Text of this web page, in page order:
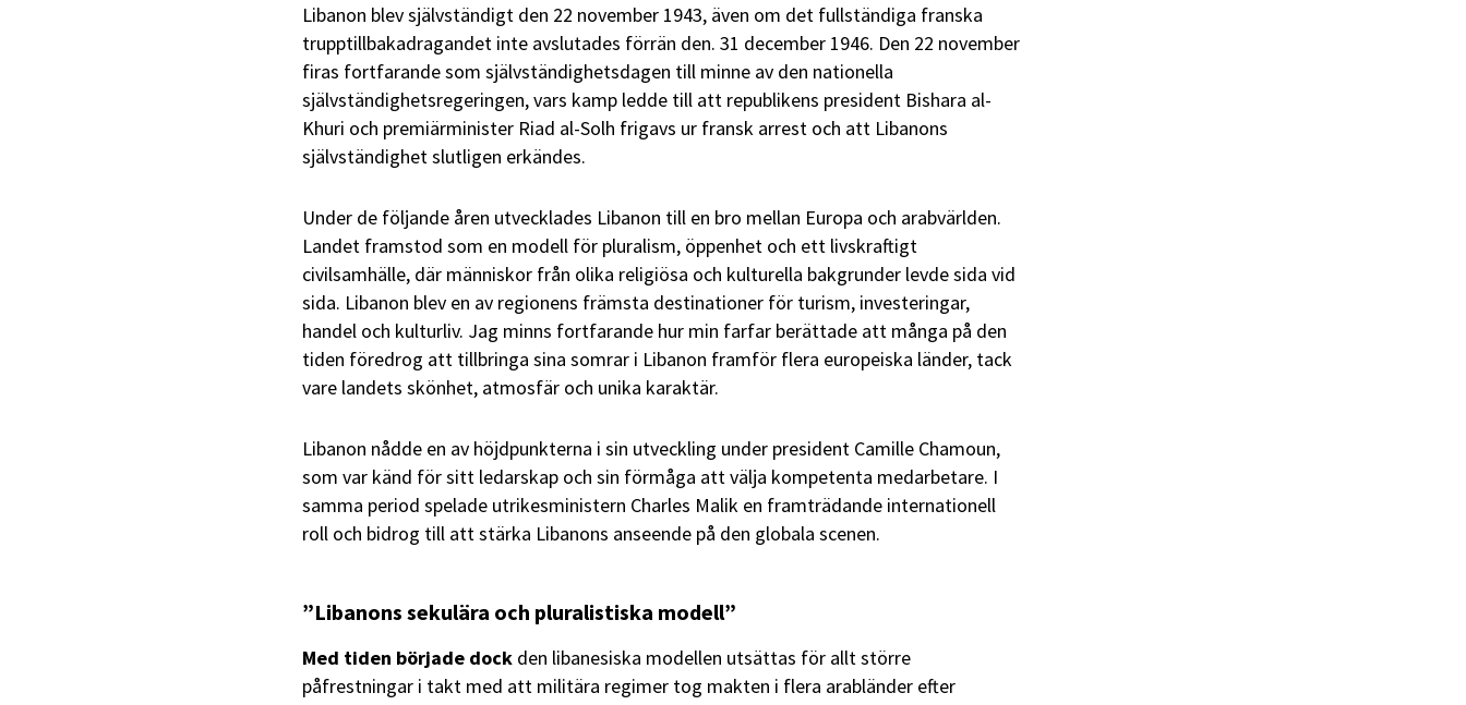
Libanon blev självständigt den 22 november 1943, även om det fullständiga franska
trupptillbakadragandet inte avslutades förrän den. 31 december 1946. Den 22 november
firas fortfarande som självständighetsdagen till minne av den nationella
självständighetsregeringen, vars kamp ledde till att republikens president Bishara al-
Khuri och premiärminister Riad al-Solh frigavs ur fransk arrest och att Libanons
självständighet slutligen erkändes.
Under de följande åren utvecklades Libanon till en bro mellan Europa och arabvärlden.
Landet framstod som en modell för pluralism, öppenhet och ett livskraftigt
civilsamhälle, där människor från olika religiösa och kulturella bakgrunder levde sida vid
sida. Libanon blev en av regionens främsta destinationer för turism, investeringar,
handel och kulturliv. Jag minns fortfarande hur min farfar berättade att många på den
tiden föredrog att tillbringa sina somrar i Libanon framför flera europeiska länder, tack
vare landets skönhet, atmosfär och unika karaktär.
Libanon nådde en av höjdpunkterna i sin utveckling under president Camille Chamoun,
som var känd för sitt ledarskap och sin förmåga att välja kompetenta medarbetare. I
samma period spelade utrikesministern Charles Malik en framträdande internationell
roll och bidrog till att stärka Libanons anseende på den globala scenen.
”Libanons sekulära och pluralistiska modell”
Med tiden började dock den libanesiska modellen utsättas för allt större
påfrestningar i takt med att militära regimer tog makten i flera arabländer efter